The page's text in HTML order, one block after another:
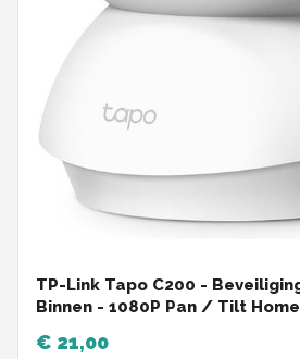
TP-Link Tapo C200 -
Binnen - 1080P Pan / Tilt
€ 21,00